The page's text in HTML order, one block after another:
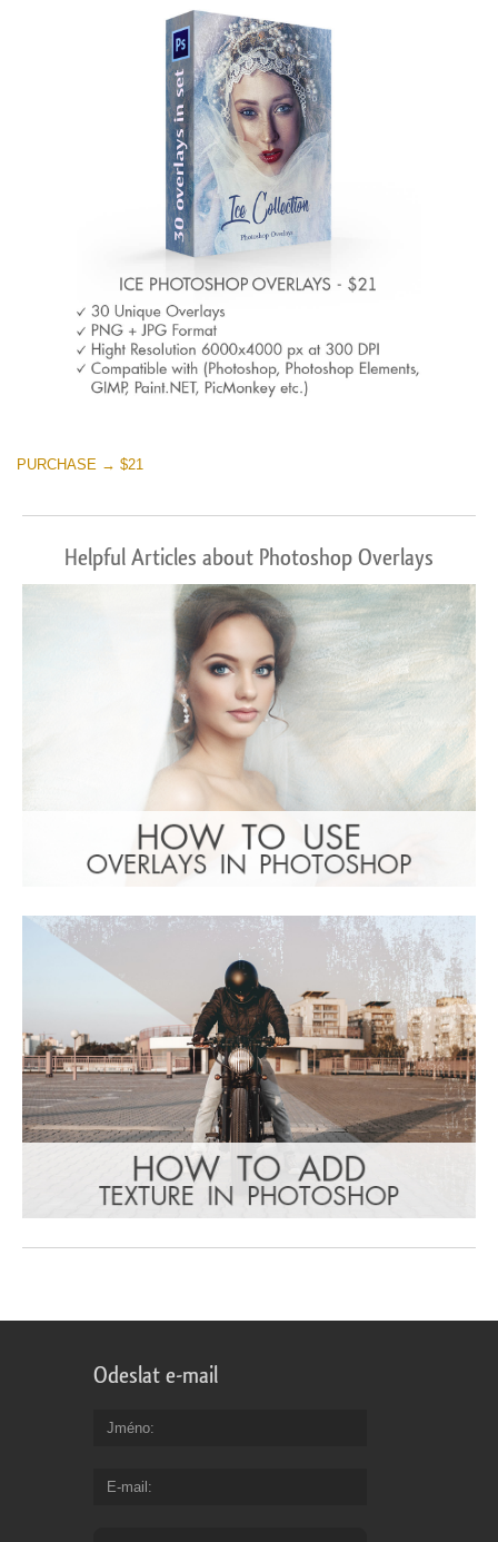
PURCHASE → $21
Helpful Articles about Photoshop Overlays
Odeslat e-mail
Jméno
E-mail